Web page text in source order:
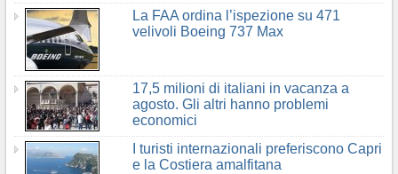
La FAA ordina l’ispezione su 471
velivoli Boeing 737 Max
17,5 milioni di italiani in vacanza a
agosto. Gli altri hanno problemi
economici
I turisti internazionali preferiscono Capri
e la Costiera amalfitana